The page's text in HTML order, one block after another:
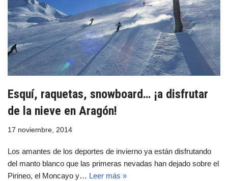
Esquí, raquetas, snowboard… ¡a disfrutar
de la nieve en Aragón!
17 noviembre, 2014
Los amantes de los deportes de invierno ya están disfrutando
del manto blanco que las primeras nevadas han dejado sobre el
Pirineo, el Moncayo y… Leer más »